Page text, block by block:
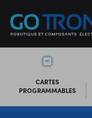
CARTES
PROGRAMMABLES